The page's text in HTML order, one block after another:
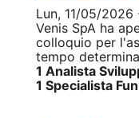
Lun, 11/05/2026
Venis SpA ha
colloquio per
tempo
1 Analista
1 Specialista